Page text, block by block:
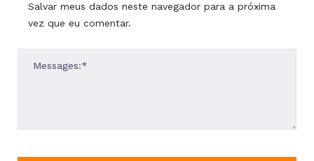
Salvar meus dados neste navegador para a próxima
vez que eu comentar.